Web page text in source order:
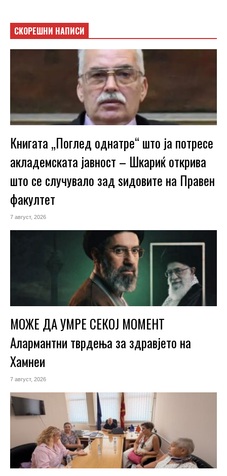
СКОРЕШНИ НАПИСИ
Книгата „Поглед однатре“ што ја потресе
акладемската јавност – Шкариќ открива
што се случувало зад ѕидовите на Правен
факултет
7 август, 2026
МОЖЕ ДА УМРЕ СЕКОЈ МОМЕНТ
Алармантни тврдења за здравјето на
Хамнеи
7 август, 2026